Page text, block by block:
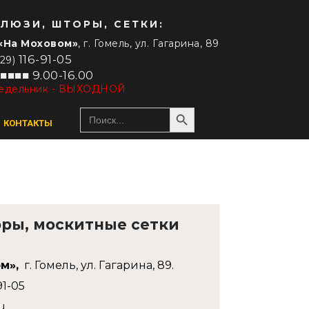
ШТОРЫ, СЕТКИ:
Моховом», г. Гомель, ул. Гагарина, 89
116-91-05
9.00-16.00
- ВЫХОДНОЙ
Сплошные
Специальные модели
С электроприводом
Шторы гофре / плиссе
Бамбуковые шторы
КОНТАКТЫ
Search
for:
Search Button
москитные сетки
г. Гомель, ул. Гагарина, 89.
05